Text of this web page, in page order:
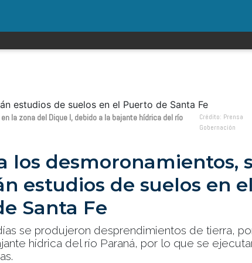
la zona del Dique I, debido a la bajante hídrica del río
Crédito: Prensa
Gobernación
los desmoronamientos,
estudios de suelos en el
Santa Fe
se produjeron desprendimientos de tierra,
hídrica del río Paraná, por lo que se